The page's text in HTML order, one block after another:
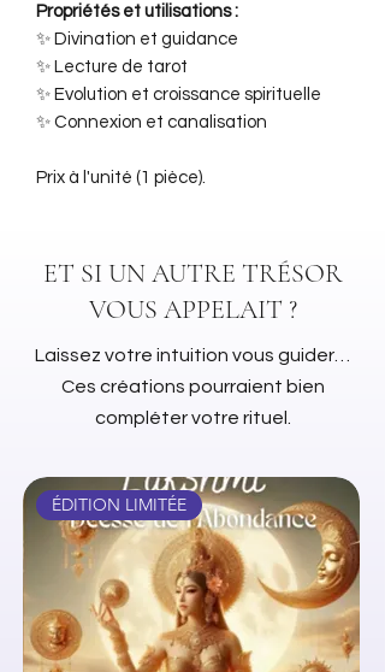
Propriétés et utilisations :
✨ Divination et guidance
✨ Lecture de tarot
✨ Evolution et croissance spirituelle
✨ Connexion et canalisation
Prix à l'unité (1 pièce).
ET SI UN AUTRE TRÉSOR
VOUS APPELAIT ?
Laissez votre intuition vous guider…
Ces créations pourraient bien
compléter votre rituel.
ÉDITION LIMITÉE